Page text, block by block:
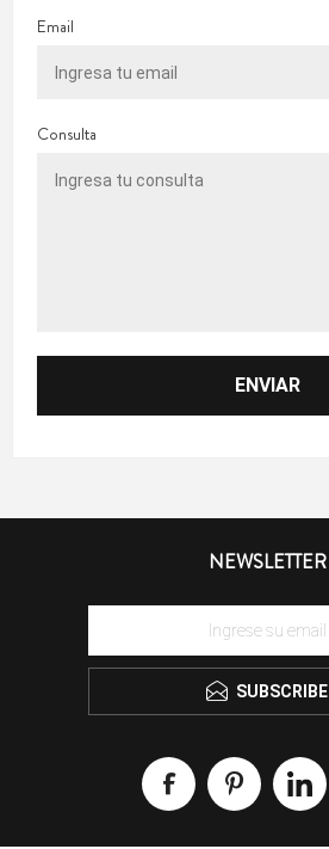
Email
Consulta
NEWSLETTER
SUBSCRIBE